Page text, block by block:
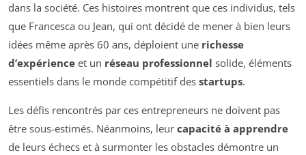
dans la société. Ces histoires montrent que ces individus, tels
que Francesca ou Jean, qui ont décidé de mener à bien leurs
idées même après 60 ans, déploient une richesse
d’expérience et un réseau professionnel solide, éléments
essentiels dans le monde compétitif des startups.
Les défis rencontrés par ces entrepreneurs ne doivent pas
être sous-estimés. Néanmoins, leur capacité à apprendre
de leurs échecs et à surmonter les obstacles démontre un